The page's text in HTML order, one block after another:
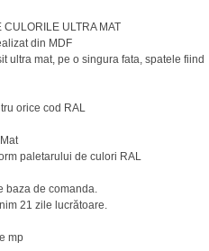
ULTRA MAT
din MDF
ultra mat, pe o singura fata, spatele fiind
orice cod RAL
paletarului de culori RAL
baza de comanda.
21 zile lucrătoare.
mp